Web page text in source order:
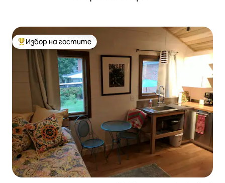
Най-популярен избор на гостите
Избор на гостите